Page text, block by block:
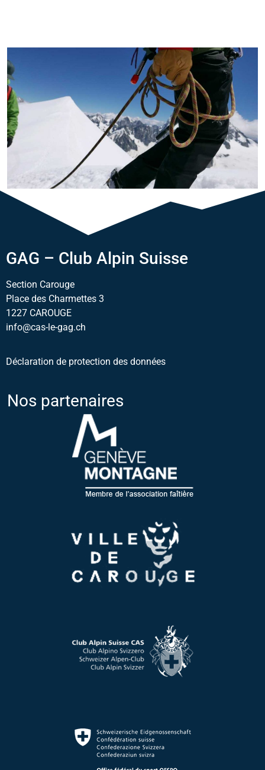
GAG – Club Alpin Suisse
Section Carouge
Place des Charmettes 3
1227 CAROUGE
info@cas-le-gag.ch
Déclaration de protection des données
Nos partenaires